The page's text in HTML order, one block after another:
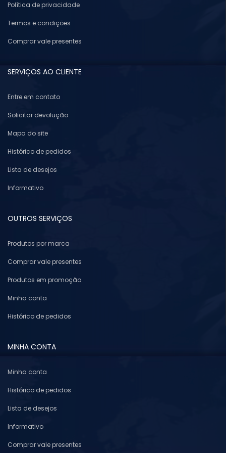
Política de privacidade
Termos e condições
Comprar vale presentes
SERVIÇOS AO CLIENTE
Entre em contato
Solicitar devolução
Mapa do site
Histórico de pedidos
Lista de desejos
Informativo
OUTROS SERVIÇOS
Produtos por marca
Comprar vale presentes
Produtos em promoção
Minha conta
Histórico de pedidos
MINHA CONTA
Minha conta
Histórico de pedidos
Lista de desejos
Informativo
Comprar vale presentes